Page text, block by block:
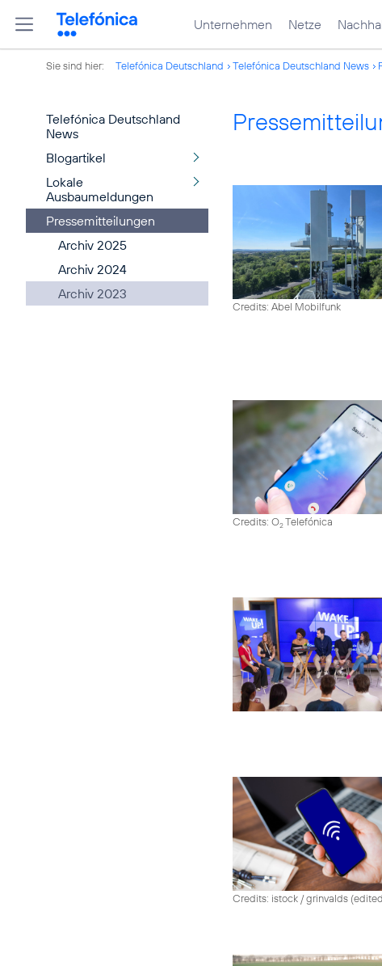
Unternehmen Netze
Sie sind hier: Telefónica Deutschland Telefónica Deutschland News
Telefónica Deutschland
News
Blogartikel
Lokale
Ausbaumeldungen
Pressemitteilungen
Archiv 2025
Archiv 2024
Archiv 2023
Credits: Abel Mobilfunk
Credits: O2Telefónica
Credits: istock / grinvalds